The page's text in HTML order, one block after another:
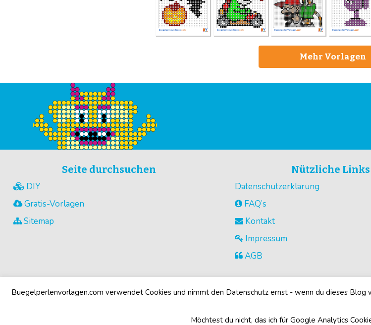
Mehr Vorlagen
Seite durchsuchen
DIY
Gratis-Vorlagen
Sitemap
Nützliche Links
Datenschutzerklärung
FAQ’s
Kontakt
Impressum
AGB
Buegelperlenvorlagen.com verwendet Cookies und nimmt den Datenschutz ernst - wenn du dieses Blog
Möchtest du nicht, das ich für Google Analytics